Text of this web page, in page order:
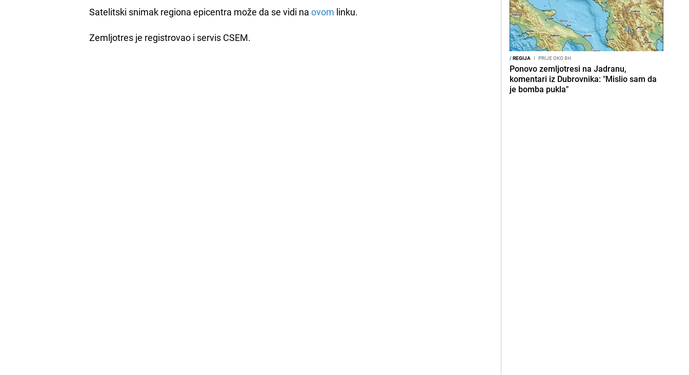
Satelitski snimak regiona epicentra može da se vidi naovom linku.
Zemljotres je registrovao i servis CSEM.
/REGIJA I PRIJE OKO 8H
Ponovo zemljotresi na Jadranu,
komentari iz Dubrovnika: "Mislio sam da
je bomba pukla"